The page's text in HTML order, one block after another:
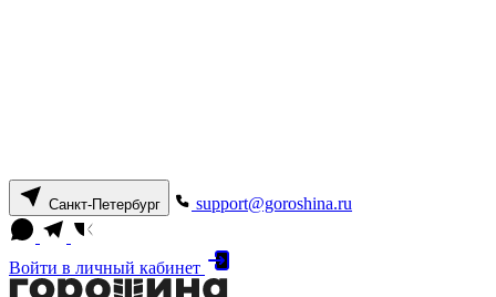
Санкт-Петербург support@goroshina.ru
Войти в личный кабинет